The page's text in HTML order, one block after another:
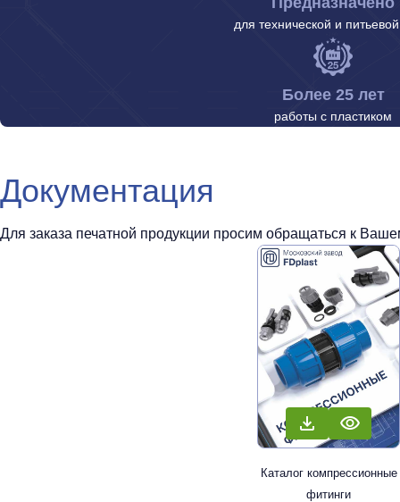
для технической и
Более 25 лет
работы с пластиком
Документация
Для заказа печатной продукции просим обращаться к
Каталог компрессионные
фитинги